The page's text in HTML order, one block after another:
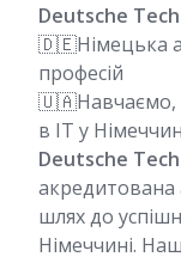
Deutsche
🇩🇪Німецька
професій
🇺🇦Навчаємо,
в IT у
Deutsche
акредитована
шлях до
Німеччині.